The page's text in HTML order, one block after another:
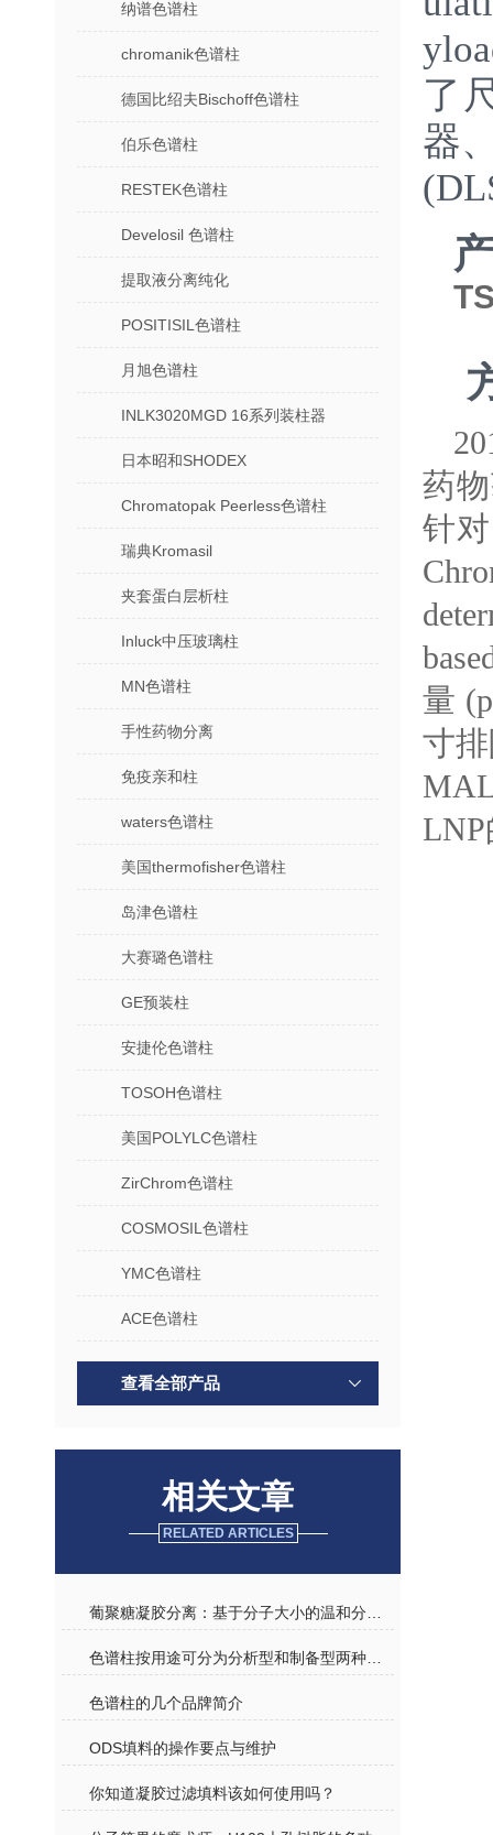
纳谱色谱柱
chromanik色谱柱
德国比绍夫Bischoff色谱柱
伯乐色谱柱
RESTEK色谱柱
Develosil 色谱柱
提取液分离纯化
POSITISIL色谱柱
月旭色谱柱
INLK3020MGD 16系列装柱器
日本昭和SHODEX
Chromatopak Peerless色谱柱
瑞典Kromasil
夹套蛋白层析柱
Inluck中压玻璃柱
MN色谱柱
手性药物分离
免疫亲和柱
waters色谱柱
美国thermofisher色谱柱
岛津色谱柱
大赛璐色谱柱
GE预装柱
安捷伦色谱柱
TOSOH色谱柱
美国POLYLC色谱柱
ZirChrom色谱柱
COSMOSIL色谱柱
YMC色谱柱
ACE色谱柱
查看全部产品
相关文章
RELATED ARTICLES
色谱柱的几个品牌简介
ODS填料的操作要点与维护
你知道凝胶过滤填料该如何使用吗？
了
器
药
针
量
寸